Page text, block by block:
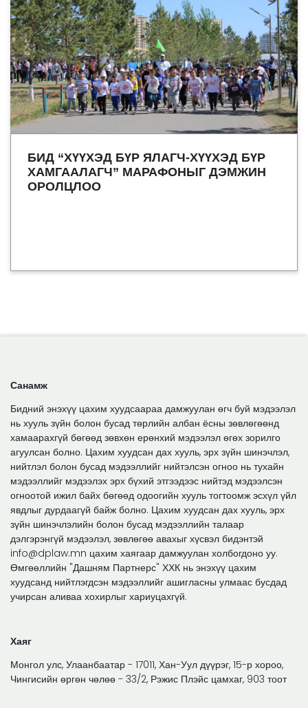
БИД “ХҮҮХЭД БҮР ЯЛАГЧ-ХҮҮХЭД БҮР
ХАМГААЛАГЧ” МАРАФОНЫГ ДЭМЖИН
ОРОЛЦЛОО
Санамж
Бидний энэхүү цахим хуудсаараа дамжуулан өгч буй мэдээлэл
нь хууль зүйн болон бусад төрлийн албан ёсны зөвлөгөөнд
хамаарахгүй бөгөөд зөвхөн ерөнхий мэдээлэл өгөх зорилго
агуулсан болно. Цахим хуудсан дах хууль, эрх зүйн шинэчлэл,
нийтлэл болон бусад мэдээллийг нийтэлсэн огноо нь тухайн
мэдээллийг мэдээлэх эрх бүхий этгээдээс нийтэд мэдээлсэн
огноотой ижил байх бөгөөд одоогийн хууль тогтоомж эсхүл үйл
явдлыг дурдаагүй байж болно. Цахим хуудсан дах хууль, эрх
зүйн шинэчлэлийн болон бусад мэдээллийн талаар
дэлгэрэнгүй мэдээлэл, зөвлөгөө авахыг хүсвэл бидэнтэй
info@dplaw.mn цахим хаягаар дамжуулан холбогдоно уу.
Өмгөөллийн "Дашням Партнерс" ХХК нь энэхүү цахим
хуудсанд нийтлэгдсэн мэдээллийг ашигласны улмаас бусдад
учирсан аливаа хохирлыг хариуцахгүй.
Хаяг
Монгол улс, Улаанбаатар - 17011, Хан-Уул дүүрэг, 15-р хороо,
Чингисийн өргөн чөлөө - 33/2, Рэжис Плэйс цамхаг, 903 тоот